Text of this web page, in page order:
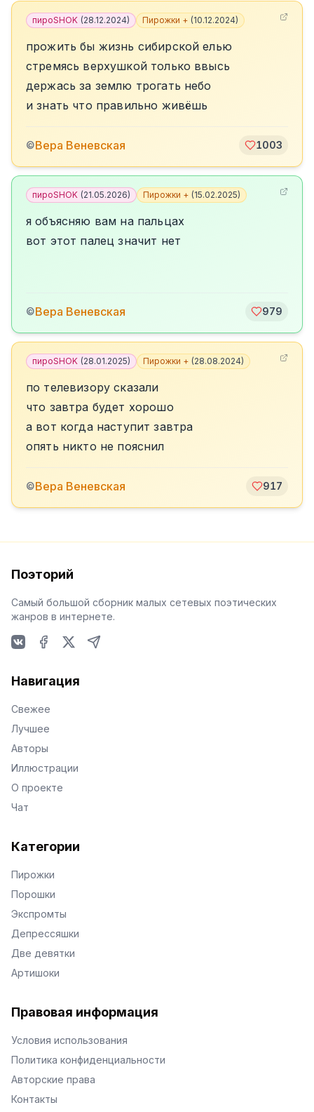
пироSHOK (28.12.2024) Пирожки + (10.12.2024)
прожить бы жизнь сибирской елью
стремясь верхушкой только ввысь
держась за землю трогать небо
и знать что правильно живёшь
©Вера Веневская 1003
пироSHOK (21.05.2026) Пирожки + (15.02.2025)
я объясняю вам на пальцах
вот этот палец значит нет
©Вера Веневская 979
пироSHOK (28.01.2025) Пирожки + (28.08.2024)
по телевизору сказали
что завтра будет хорошо
а вот когда наступит завтра
опять никто не пояснил
©Вера Веневская 917
Поэторий
Самый большой сборник малых сетевых поэтических
жанров в интернете.
Навигация
Свежее
Лучшее
Авторы
Иллюстрации
О проекте
Чат
Категории
Пирожки
Порошки
Экспромты
Депрессяшки
Две девятки
Артишоки
Правовая информация
Условия использования
Политика конфиденциальности
Авторские права
Контакты